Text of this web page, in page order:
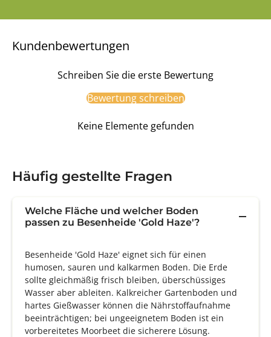
Kundenbewertungen
Schreiben Sie die erste Bewertung
Bewertung schreiben
Keine Elemente gefunden
Häufig gestellte Fragen
Welche Fläche und welcher Boden
passen zu Besenheide 'Gold Haze'?
Besenheide 'Gold Haze' eignet sich für einen
humosen, sauren und kalkarmen Boden. Die Erde
sollte gleichmäßig frisch bleiben, überschüssiges
Wasser aber ableiten. Kalkreicher Gartenboden und
hartes Gießwasser können die Nährstoffaufnahme
beeinträchtigen; bei ungeeignetem Boden ist ein
vorbereitetes Moorbeet die sicherere Lösung.